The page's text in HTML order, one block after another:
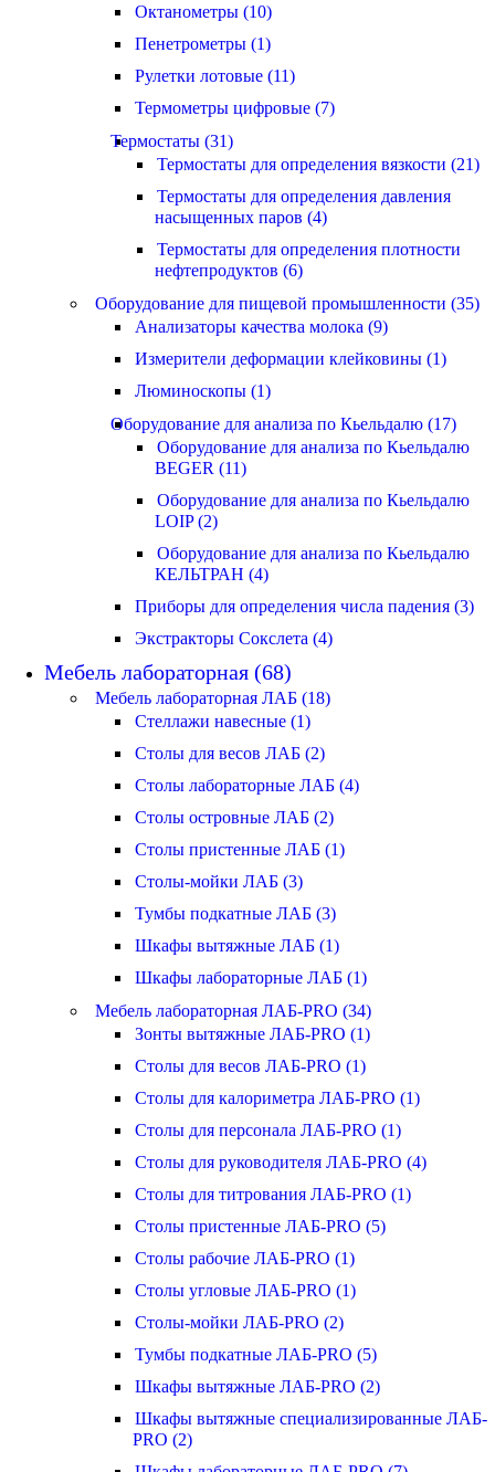
Октанометры (10)
Пенетрометры (1)
Рулетки лотовые (11)
Термометры цифровые (7)
Термостаты (31)
Термостаты для определения вязкости (21)
Термостаты для определения давления
насыщенных паров (4)
Термостаты для определения плотности
нефтепродуктов (6)
Оборудование для пищевой промышленности (35)
Анализаторы качества молока (9)
Измерители деформации клейковины (1)
Люминоскопы (1)
Оборудование для анализа по Кьельдалю (17)
Оборудование для анализа по Кьельдалю
BEGER (11)
Оборудование для анализа по Кьельдалю
LOIP (2)
Оборудование для анализа по Кьельдалю
КЕЛЬТРАН (4)
Приборы для определения числа падения (3)
Экстракторы Сокслета (4)
Мебель лабораторная (68)
Мебель лабораторная ЛАБ (18)
Стеллажи навесные (1)
Столы для весов ЛАБ (2)
Столы лабораторные ЛАБ (4)
Столы островные ЛАБ (2)
Столы пристенные ЛАБ (1)
Столы-мойки ЛАБ (3)
Тумбы подкатные ЛАБ (3)
Шкафы вытяжные ЛАБ (1)
Шкафы лабораторные ЛАБ (1)
Мебель лабораторная ЛАБ-PRO (34)
Зонты вытяжные ЛАБ-PRO (1)
Столы для весов ЛАБ-PRO (1)
Столы для калориметра ЛАБ-PRO (1)
Столы для персонала ЛАБ-PRO (1)
Столы для руководителя ЛАБ-PRO (4)
Столы для титрования ЛАБ-PRO (1)
Столы пристенные ЛАБ-PRO (5)
Столы рабочие ЛАБ-PRO (1)
Столы угловые ЛАБ-PRO (1)
Столы-мойки ЛАБ-PRO (2)
Тумбы подкатные ЛАБ-PRO (5)
Шкафы вытяжные ЛАБ-PRO (2)
Шкафы вытяжные специализированные ЛАБ-
PRO (2)